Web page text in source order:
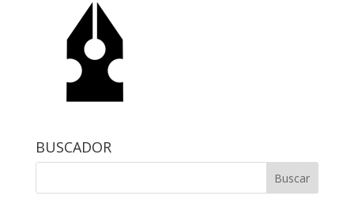
BUSCADOR